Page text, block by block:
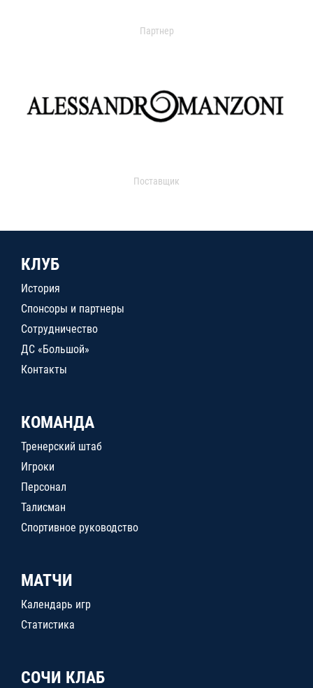
Партнер
Поставщик
КЛУБ
История
Спонсоры и партнеры
Сотрудничество
ДС «Большой»
Контакты
КОМАНДА
Тренерский штаб
Игроки
Персонал
Талисман
Спортивное руководство
МАТЧИ
Календарь игр
Статистика
СОЧИ КЛАБ